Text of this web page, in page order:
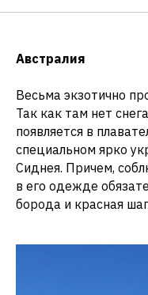
Австралия
Весьма экзотично
Так как там нет
появляется в
специальном ярко
Сиднея. Причем,
в его одежде
борода и красная